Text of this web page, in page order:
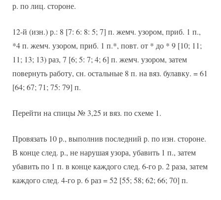
р. по лиц. стороне.
12-й (изн.) р.: 8 [7: 6: 8: 5; 7] п. жемч. узором, приб. 1 п.,
*4 п. жемч. узором, приб. 1 п.*, повт. от * до * 9 [10; 11;
11; 13; 13) раз, 7 [6; 5: 7; 4; 6] п. жемч. узором, затем
повернуть работу, сн. остальные 8 п. на вяз. булавку. = 61
[64; 67; 71; 75: 79] п.
Перейти на спицы № 3,25 и вяз. по схеме 1.
Провязать 10 р., выполнив последний р. по изн. стороне.
В конце след. р., не нарушая узора, убавить 1 п., затем
убавить по 1 п. в конце каждого след. 6-го р. 2 раза, затем
каждого след. 4-го р. 6 раз = 52 [55; 58; 62; 66; 70] п.